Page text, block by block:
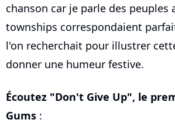
chanson car je parle des peuples
townships correspondaient
l'on recherchait pour illustrer
donner une humeur festive.
Écoutez "Don't Give Up", le
Gums :